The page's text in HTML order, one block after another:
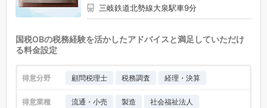
三岐鉄道北勢線大泉駅車9分
国税OBの税務経験を活かしたアドバイスと満足していただけ
る料金設定
得意分野 顧問税理士 税務調査 経理・決算
得意業種 流通・小売 製造
社会福祉法人